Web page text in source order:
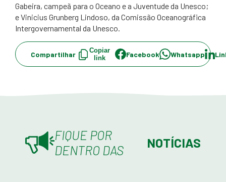
Gabeira, campeã para o Oceano e a Juventude da Unesco;
e Vinicius Grunberg Lindoso, da Comissão Oceanográfica
Intergovernamental da Unesco.
Compartilhar
Copiar
link
Facebook Whatsapp
FIQUE POR
DENTRO DAS
NOTÍCIAS